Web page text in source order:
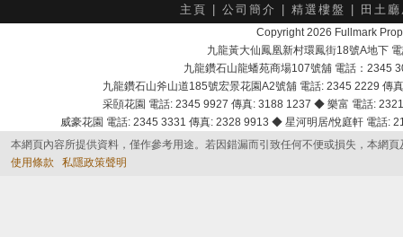
主頁 公司簡介 精選樓盤 田土
Copyright 2026 Fullmark
九龍黃大仙鳳凰新村環鳳街18號A地下
九龍鑽石山龍蟠苑商場107號舖 電話：2345
九龍鑽石山斧山道185號宏景花園A2號舖 電話: 2345 2229
采頣花園 電話: 2345 9927 傳真: 3188 1237 ◆ 樂富 電話:
威豪花園 電話: 2345 3331 傳真: 2328 9913 ◆ 星河明居/悅庭軒 電話
本網頁內容所提供資料，僅作參考用途。若因錯漏而引致任何不便或損失，本網
使用條款
私隱政策聲明